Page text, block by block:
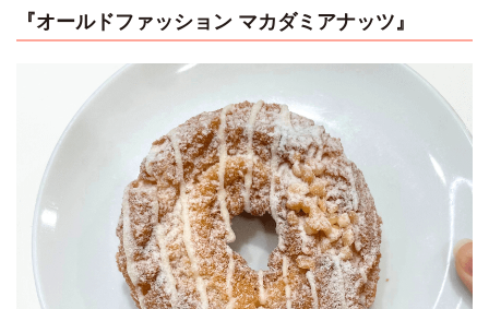
『オールドファッション マカダミアナッツ』